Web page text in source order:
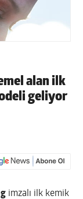
alan ilk
geliyor
imzalı ilk kemik